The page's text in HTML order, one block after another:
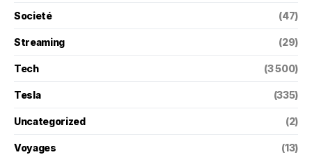
Societé (47)
Streaming (29)
Tech (3 500)
Tesla (335)
Uncategorized (2)
Voyages (13)